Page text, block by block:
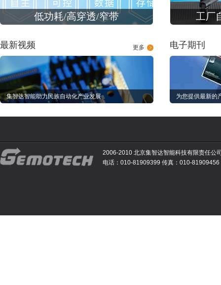
低功耗/高穿透/窄带 工厂
更多
最新视频
集智达智能助力民族自动化产业发展
电子期刊
为您提供最新的
2006-2010 北京集智达智能科技有限责任公
电话：010-81909399 传真：010-